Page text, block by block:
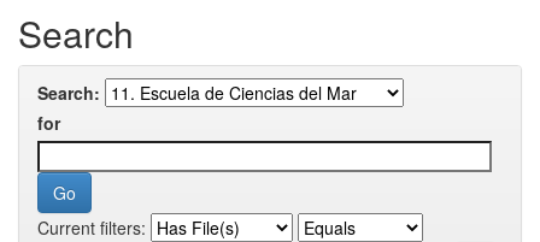
Search
Search:
for
Current filters: